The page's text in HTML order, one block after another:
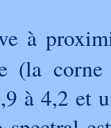
à
(la
à 4,2 et